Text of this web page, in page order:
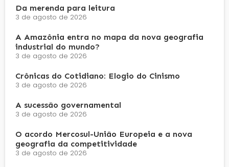
Da merenda para leitura
3 de agosto de 2026
A Amazônia entra no mapa da nova geografia
industrial do mundo?
3 de agosto de 2026
Crônicas do Cotidiano: Elogio do Cinismo
3 de agosto de 2026
A sucessão governamental
3 de agosto de 2026
O acordo Mercosul-União Europeia e a nova
geografia da competitividade
3 de agosto de 2026